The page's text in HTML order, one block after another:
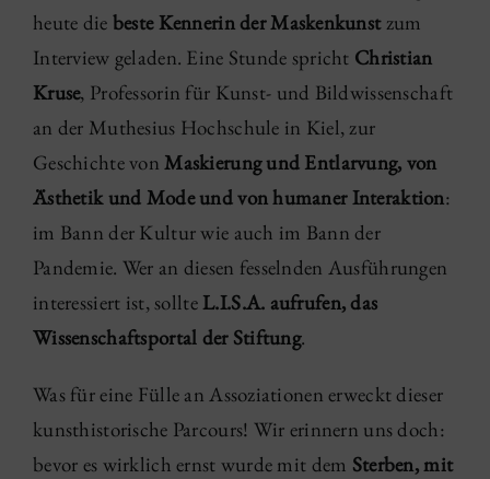
heute die beste Kennerin der Maskenkunstzum
Interview geladen. Eine Stunde spricht Christian
Kruse, Professorin für Kunst- und Bildwissenschaft
an der Muthesius Hochschule in Kiel, zur
Geschichte vonMaskierung und Entlarvung, von
Ästhetik und Mode und von humaner Interaktion:
im Bann der Kultur wie auch im Bann der
Pandemie. Wer an diesen fesselnden Ausführungen
interessiert ist, sollteL.I.S.A. aufrufen, das
Wissenschaftsportal der Stiftung.
Was für eine Fülle an Assoziationen erweckt dieser
kunsthistorische Parcours! Wir erinnern uns doch:
bevor es wirklich ernst wurde mit dem Sterben, mit